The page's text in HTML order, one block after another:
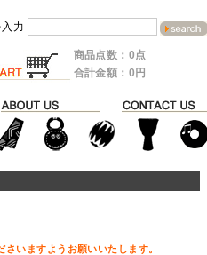
力
商品点数：0点
合計金額：0円
いますようお願いいたします。